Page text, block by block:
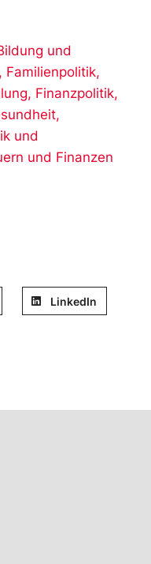
und
, Familienpolitik,
, Finanzpolitik,
,
und
und Finanzen
LinkedIn